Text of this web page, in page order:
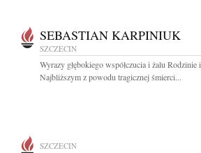
SEBASTIAN KARPINIUK
SZCZECIN
Wyrazy głębokiego współczucia i żalu Rodzinie i
Najbliższym z powodu tragicznej śmierci...
SZCZECIN